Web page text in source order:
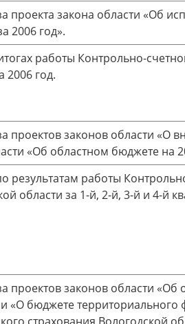
проекта закона области «Об
2006 год».
работы Контрольно-
2006 год.
проектов законов области «О
«Об областном бюджете на
результатам работы
области за 1-й, 2-й, 3-й и 4-й
проектов законов области
и «О бюджете территориального